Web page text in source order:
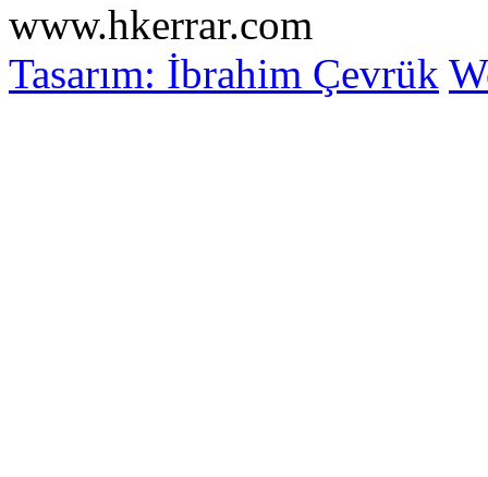
www.hkerrar.com
Tasarım: İbrahim Çevrük